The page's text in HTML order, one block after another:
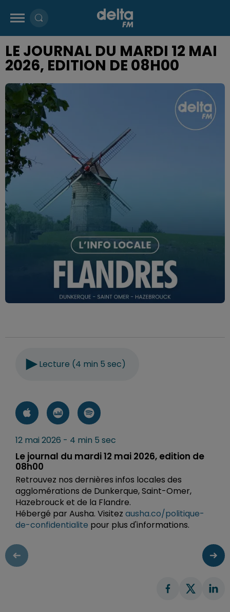
LE JOURNAL DU MARDI 12 MAI
2026, EDITION DE 08H00
Lecture (4 min 5 sec)
12 mai 2026 - 4 min 5 sec
Le journal du mardi 12 mai 2026, edition de
08h00
Retrouvez nos dernières infos locales des
agglomérations de Dunkerque, Saint-Omer,
Hazebrouck et de la Flandre.
Hébergé par Ausha. Visitez ausha.co/politique-
de-confidentialite pour plus d'informations.